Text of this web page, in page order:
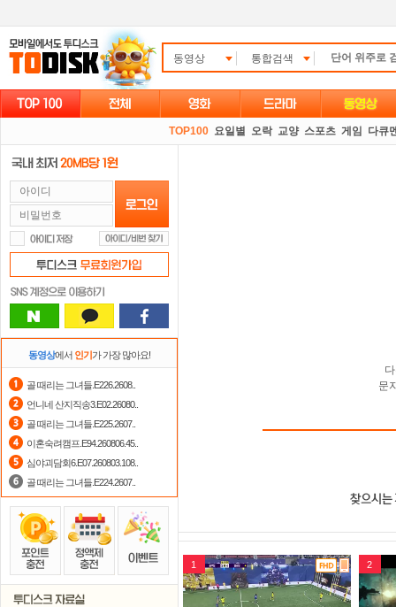
동영상 통합검색
TOP100 요일별 오락 교양 스포츠 게임 다큐
동영상에서 인기가 가장 많아요!
골 때리는 그녀들.E226.2608..
언니네 산지직송3.E02.26080..
골 때리는 그녀들.E225.2607..
이혼숙려캠프.E94.260806.45..
심야괴담회6.E07.260803.108..
골 때리는 그녀들.E224.2607..
문
1 2